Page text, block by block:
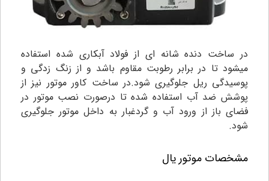
در ساخت دنده شانه ای از فولاد آبکاری شده استفاده
میشود تا در برابر رطوبت مقاوم باشد و از زنگ زدگی و
پوسیدگی ریل جلوگیری شود.در ساخت کاور موتور نیز از
پوشش ضد آب استفاده شده تا درصورت نصب موتور در
فضای باز از ورود آب و گردغبار به داخل موتور جلوگیری
شود.
مشخصات موتور یال